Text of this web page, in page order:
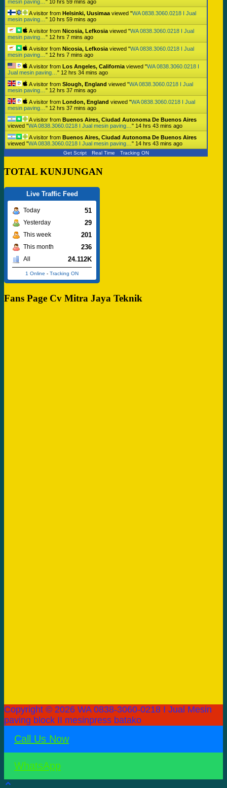
mesin paving… " 10 hrs 59 mins ago
A visitor from Helsinki, Uusimaa viewed "WA 0838.3060.0218 I Jual
mesin paving… " 10 hrs 59 mins ago
A visitor from Nicosia, Lefkosia viewed "WA 0838.3060.0218 I Jual
mesin paving… " 12 hrs 7 mins ago
A visitor from Nicosia, Lefkosia viewed "WA 0838.3060.0218 I Jual
mesin paving… " 12 hrs 7 mins ago
A visitor from Los Angeles, California viewed "WA 0838.3060.0218 I
Jual mesin paving… " 12 hrs 34 mins ago
A visitor from Slough, England viewed "WA 0838.3060.0218 I Jual
mesin paving… " 12 hrs 37 mins ago
A visitor from London, England viewed "WA 0838.3060.0218 I Jual
mesin paving… " 12 hrs 37 mins ago
A visitor from Buenos Aires, Ciudad Autonoma De Buenos Aires
viewed "WA 0838.3060.0218 I Jual mesin paving… " 14 hrs 43 mins ago
A visitor from Buenos Aires, Ciudad Autonoma De Buenos Aires
viewed "WA 0838.3060.0218 I Jual mesin paving… " 14 hrs 43 mins ago
Get Script Real Time Tracking ON
TOTAL KUNJUNGAN
Live Traffic Feed
Today 51
Yesterday 29
This week 201
This month 236
All 24.112K
1 Online - Tracking ON
Fans Page Cv Mitra Jaya Teknik
Copyright © 2026 WA 0838-3060-0218 I Jual Mesin
paving block II mesinpress batako
Call Us Now
WhatsApp